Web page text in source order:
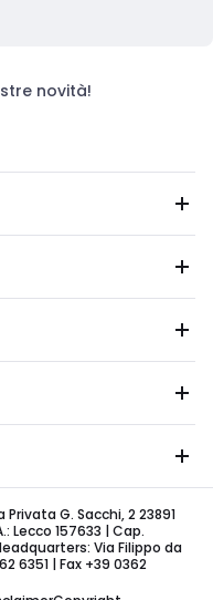
novità!
G. Sacchi, 2 23891
Lecco 157633 | Cap.
Via Filippo da
6351 | Fax +39 0362